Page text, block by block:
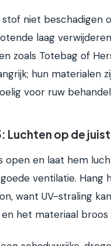
niet beschadigen
laag
zoals Totebag of
hun materialen
voor ruw
Luchten op de
open en laat hem
ventilatie. Hang
want UV-straling
het materiaal broos